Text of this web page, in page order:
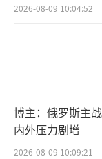
2026-08-09 10:04:52
博主：俄罗斯主
内外压力剧增
2026-08-09 10:09:21